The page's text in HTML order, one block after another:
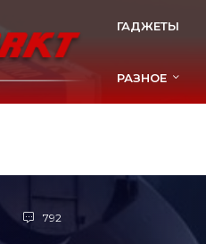
ГАДЖЕТЫ
РАЗНОЕ
792